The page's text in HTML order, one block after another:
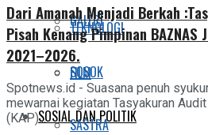
TEKNOLOGI
SOSOK
SOSIAL DAN POLITIK
GALERI
FILM
SASTRA
Dari Amanah Menjadi Berkah
Pisah Kenang Pimpinan BAZNAS
2021–2026.
Spotnews.id - Suasana penuh
mewarnai kegiatan Tasyakuran
(KAP)...